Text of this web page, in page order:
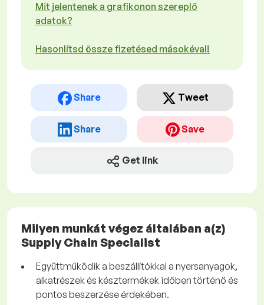
Mit jelentenek a grafikonon szereplő
adatok?
Hasonlítsd össze fizetésed másokéval!
Share Tweet
Share Save
Get link
Milyen munkát végez általában a(z)
Supply Chain Specialist
Együttműködik a beszállítókkal a nyersanyagok,
alkatrészek és késztermékek időben történő és
pontos beszerzése érdekében.